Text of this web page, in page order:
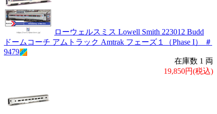
ローウェルスミス Lowell Smith 223012 Budd
ドームコーチ アムトラック Amtrak フェーズ１（Phase I） ＃
9479
在庫数 1 両
19,850円(税込)